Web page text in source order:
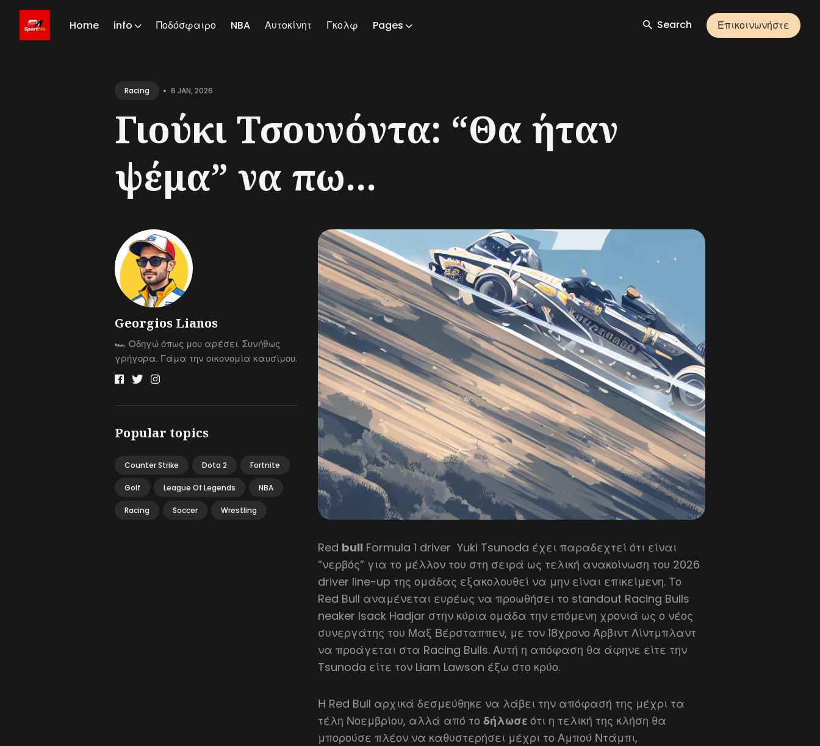
Home info Ποδόσφαιρο NBA Αυτοκίνητ Γκολφ Pages Search Επικοινωνήστε
Racing • 6 JAN, 2026
Γιούκι Τσουνόντα: “Θα ήταν
ψέμα” να πω...
Georgios Lianos
🏎 Οδηγώ όπως μου αρέσει. Συνήθως
γρήγορα. Γάμα την οικονομία καυσίμου.
Popular topics
Counter Strike Dota 2 Fortnite
Golf League Of Legends NBA
Racing Soccer Wrestling
Red bull Formula 1 driver Yuki Tsunoda έχει παραδεχτεί ότι είναι
“νερβός” για το μέλλον του στη σειρά ως τελική ανακοίνωση του 2026
driver line-up της ομάδας εξακολουθεί να μην είναι επικείμενη. Το
Red Bull αναμένεται ευρέως να προωθήσει το standout Racing Bulls
neaker Isack Hadjar στην κύρια ομάδα την επόμενη χρονιά ως ο νέος
συνεργάτης του Μαξ Βέρσταππεν, με τον 18χρονο Άρβιντ Λίντμπλαντ
να προάγεται στα Racing Bulls. Αυτή η απόφαση θα άφηνε είτε την
Tsunoda είτε τον Liam Lawson έξω στο κρύο.
Η Red Bull αρχικά δεσμεύθηκε να λάβει την απόφασή της μέχρι τα
τέλη Νοεμβρίου, αλλά από τοδήλωσεότι η τελική της κλήση θα
μπορούσε πλέον να καθυστερήσει μέχρι το Αμπού Ντάμπι,